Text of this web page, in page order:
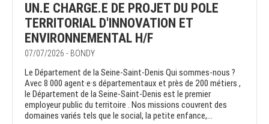
UN.E CHARGE.E DE PROJET DU POLE
TERRITORIAL D'INNOVATION ET
ENVIRONNEMENTAL H/F
07/07/2026 - BONDY
Le Département de la Seine-Saint-Denis Qui sommes-nous ?
Avec 8 000 agent·e·s départementaux et près de 200 métiers ,
le Département de la Seine-Saint-Denis est le premier
employeur public du territoire . Nos missions couvrent des
domaines variés tels que le social, la petite enfance,...